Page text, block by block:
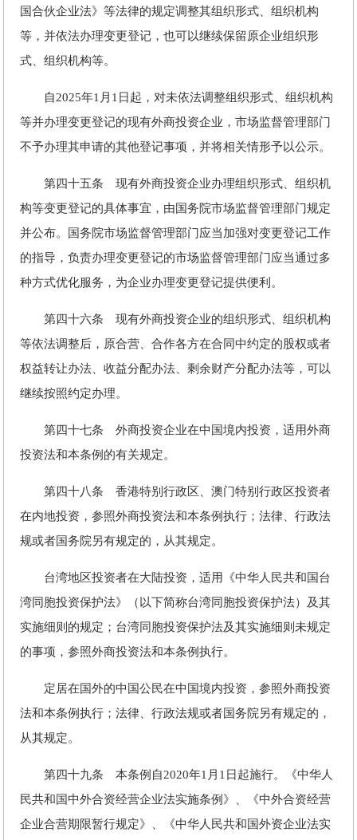
国合伙企业法》等法律的规定调整其组织形式、组织机构
等，并依法办理变更登记，也可以继续保留原企业组织形
式、组织机构等。
自2025年1月1日起，对未依法调整组织形式、组织机构
等并办理变更登记的现有外商投资企业，市场监督管理部门
不予办理其申请的其他登记事项，并将相关情形予以公示。
第四十五条 现有外商投资企业办理组织形式、组织机
构等变更登记的具体事宜，由国务院市场监督管理部门规定
并公布。国务院市场监督管理部门应当加强对变更登记工作
的指导，负责办理变更登记的市场监督管理部门应当通过多
种方式优化服务，为企业办理变更登记提供便利。
第四十六条 现有外商投资企业的组织形式、组织机构
等依法调整后，原合营、合作各方在合同中约定的股权或者
权益转让办法、收益分配办法、剩余财产分配办法等，可以
继续按照约定办理。
第四十七条 外商投资企业在中国境内投资，适用外商
投资法和本条例的有关规定。
第四十八条 香港特别行政区、澳门特别行政区投资者
在内地投资，参照外商投资法和本条例执行；法律、行政法
规或者国务院另有规定的，从其规定。
台湾地区投资者在大陆投资，适用《中华人民共和国台
湾同胞投资保护法》（以下简称台湾同胞投资保护法）及其
实施细则的规定；台湾同胞投资保护法及其实施细则未规定
的事项，参照外商投资法和本条例执行。
定居在国外的中国公民在中国境内投资，参照外商投资
法和本条例执行；法律、行政法规或者国务院另有规定的，
从其规定。
第四十九条 本条例自2020年1月1日起施行。《中华人
民共和国中外合资经营企业法实施条例》、《中外合资经营
企业合营期限暂行规定》、《中华人民共和国外资企业法实